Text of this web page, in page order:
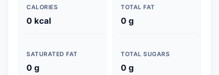
CALORIES
0 kcal
TOTAL FAT
0 g
SATURATED FAT
0 g
TOTAL SUGARS
0 g